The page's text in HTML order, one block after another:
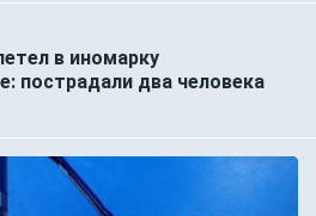
в иномарку
пострадали два человека